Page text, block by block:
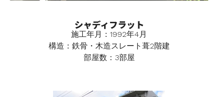
シャディフラット
施工年月：1992年4月
構造：鉄骨・木造スレート葺2階建
部屋数：3部屋